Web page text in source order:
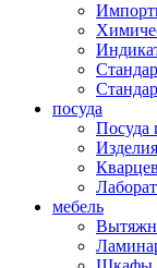
посуда
Посуда
мебель